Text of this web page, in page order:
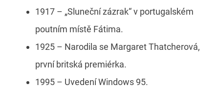
1917 – „Sluneční zázrak“ v portugalském
poutním místě Fátima.
1925 – Narodila se Margaret Thatcherová,
první britská premiérka.
1995 – Uvedení Windows 95.